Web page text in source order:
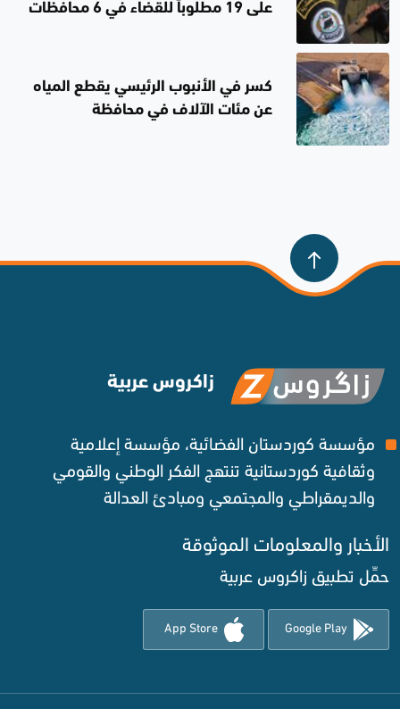
على 19 مطلوباً للقضاء في 6 محافظات
كسر في الأنبوب الرئيسي يقطع المياه
عن مئات الآلاف في محافظة
زاكروس عربية
مؤسسة كوردستان الفضائية، مؤسسة إعلامية
وثقافية كوردستانية تنتهج الفكر الوطني والقومي
والديمقراطي والمجتمعي ومبادئ العدالة ‌
الأخبار والمعلومات الموثوقة‌
حمِّل تطبيق زاكروس عربية
Google Play
App Store